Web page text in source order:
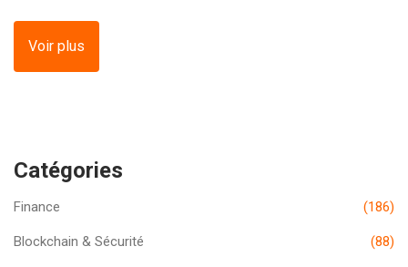
Voir plus
Catégories
Finance (186)
Blockchain & Sécurité (88)